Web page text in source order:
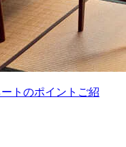
トのポイントご紹